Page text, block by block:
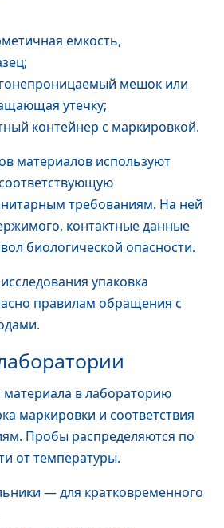
емкость,
мешок или
утечку;
контейнер с маркировкой.
материалов используют
требованиям. На ней
контактные данные
биологической опасности.
упаковка
правилам обращения с
материала в лабораторию
маркировки и соответствия
Пробы распределяются по
от температуры.
— для кратковременного